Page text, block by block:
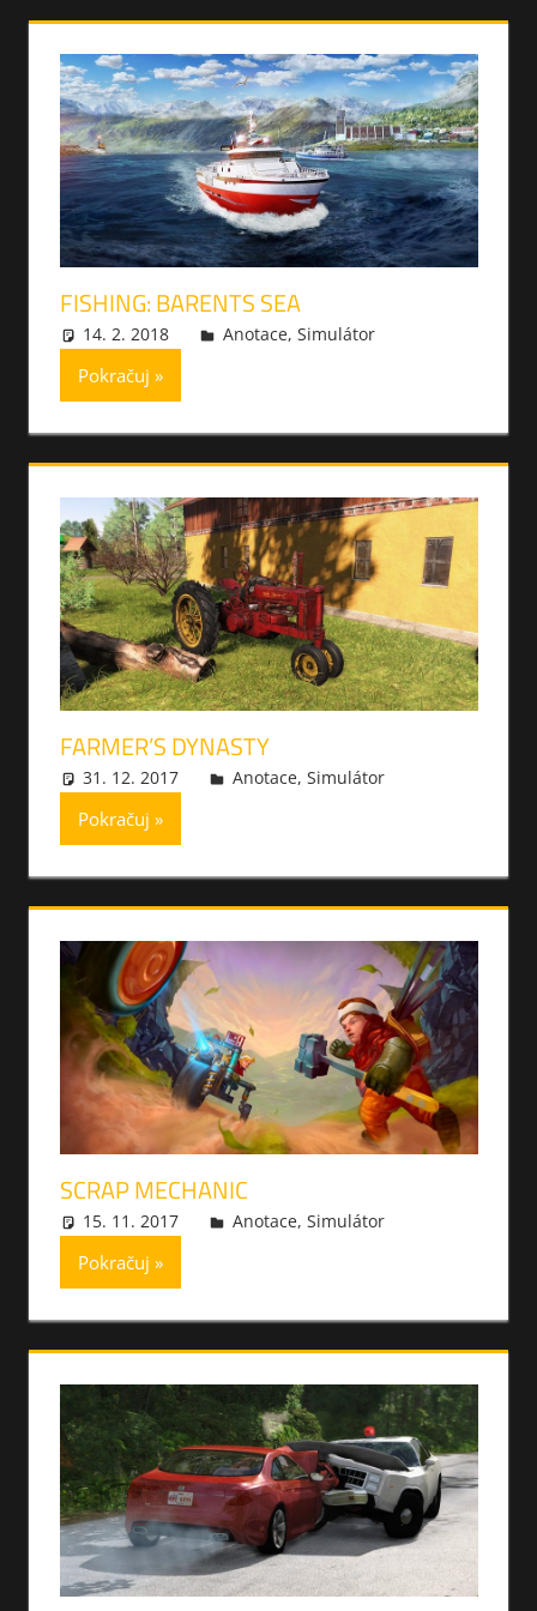
FISHING: BARENTS SEA
14. 2. 2018 xmilek
Anotace, Simulátor
Pokračuj
FARMER’S DYNASTY
31. 12. 2017 xmilek
Anotace, Simulátor
Pokračuj
SCRAP MECHANIC
15. 11. 2017 xmilek
Anotace, Simulátor
Pokračuj